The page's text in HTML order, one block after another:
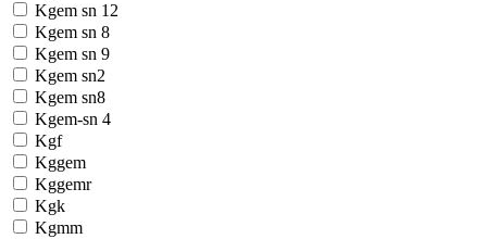
Kgem sn 12
Kgem sn 8
Kgem sn 9
Kgem sn2
Kgem sn8
Kgem-sn 4
Kgf
Kggem
Kggemr
Kgk
Kgmm